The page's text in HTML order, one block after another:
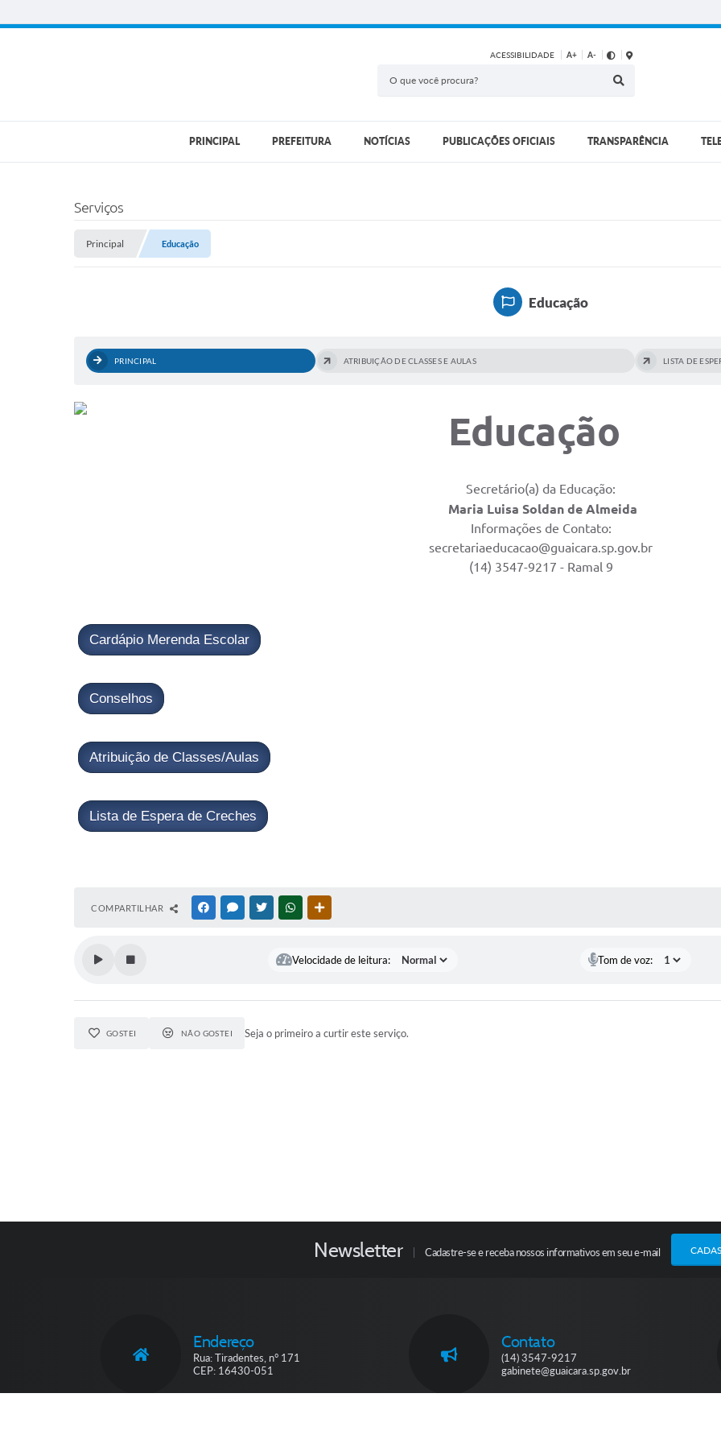
ACESSIBILIDADE A+ A-
PRINCIPAL PREFEITURA NOTÍCIAS PUBLICAÇÕES OFICIAIS TRANSPARÊNCIA
Serviços
Principal Educação
Educação
PRINCIPAL ATRIBUIÇÃO DE CLASSES E AULAS LISTA DE
Educação
Secretário(a) da Educação:
Maria Luisa Soldan de Almeida
Informações de Contato:
secretariaeducacao@guaicara.sp.gov.br
(14) 3547-9217 - Ramal 9
Cardápio Merenda Escolar
Conselhos
Atribuição de Classes/Aulas
Lista de Espera de Creches
COMPARTILHAR FACEBOOKMESSENGER
TWITTERWHATSAPP
Velocidade de leitura: Tom de voz:
GOSTEI NÃO GOSTEI Seja o primeiro a curtir este serviço.
Newsletter Cadastre-se e receba nossos informativos em seu e-mail
Endereço
Rua: Tiradentes, n° 171
CEP: 16430-051
Contato
(14) 3547-9217
gabinete@guaicara.sp.gov.br